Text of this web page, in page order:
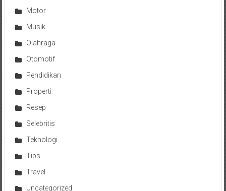
Motor
Musik
Olahraga
Otomotif
Pendidikan
Properti
Resep
Selebritis
Teknologi
Tips
Travel
Uncategorized